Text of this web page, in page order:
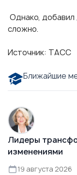
Однако, добавил
сложно.
Источник: ТАСС
Ближайшие
Лидеры
изменениями
19 августа 2026